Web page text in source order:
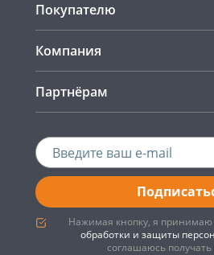
Покупателю
Компания
Партнёрам
Нажимая кнопку, я принимаю
обработки и защиты
соглашаюсь